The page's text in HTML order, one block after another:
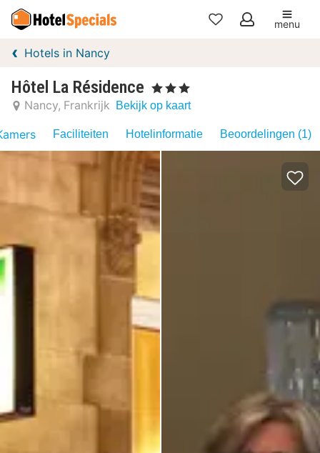
Mijn
menu
Hotels in Nancy
Hôtel La Résidence , 3 Sterren
Nancy Frankrijk Bekijk op kaart
Faciliteiten Hotelinformatie Beoordelingen (1)